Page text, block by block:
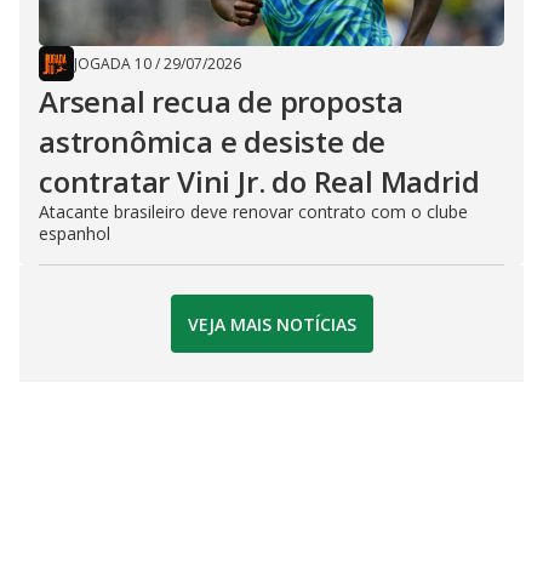
JOGADA 10/29/07/2026
Arsenal recua de proposta
astronômica e desiste de
contratar Vini Jr. do Real Madrid
Atacante brasileiro deve renovar contrato com o clube
espanhol
VEJA MAIS NOTÍCIAS